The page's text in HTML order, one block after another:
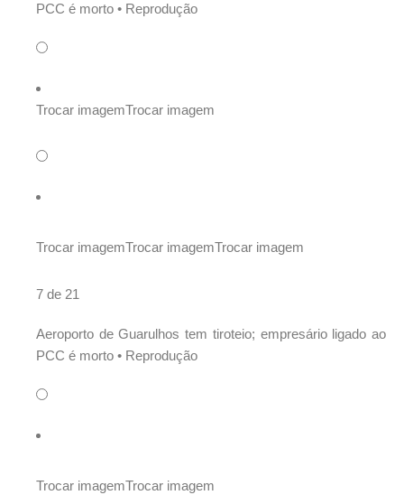
PCC é morto • Reprodução
Trocar imagemTrocar imagem
Trocar imagemTrocar imagemTrocar imagem
7 de 21
Aeroporto de Guarulhos tem tiroteio; empresário ligado ao
PCC é morto • Reprodução
Trocar imagemTrocar imagem